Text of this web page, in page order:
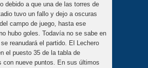
debido a que una de las torres de
tuvo un fallo y dejo a oscuras
campo de juego, hasta ese
hubo goles. Todavía no se sabe en
reanudará el partido. El Lechero
el puesto 35 de la tabla de
con nueve puntos. En sus últimos